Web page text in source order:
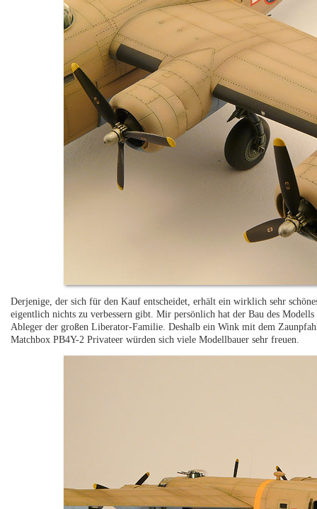
Derjenige, der sich für den Kauf entscheidet, erhält ein wirklich sehr
eigentlich nichts zu verbessern gibt. Mir persönlich hat der Bau des
Ableger der großen Liberator-Familie. Deshalb ein Wink mit dem
Matchbox PB4Y-2 Privateer würden sich viele Modellbauer sehr freuen.